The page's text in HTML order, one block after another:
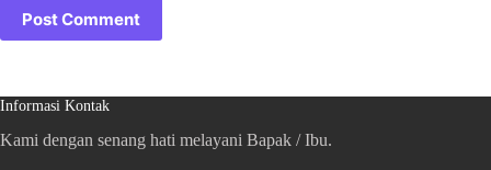
Post Comment
Informasi Kontak
Kami dengan senang hati melayani Bapak / Ibu.